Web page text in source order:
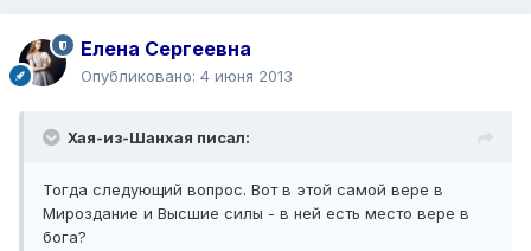
Елена Сергеевна
Опубликовано: 4 июня 2013
Хая-из-Шанхая писал:
Тогда следующий вопрос. Вот в этой самой вере в
Мироздание и Высшие силы - в ней есть место вере в
бога?